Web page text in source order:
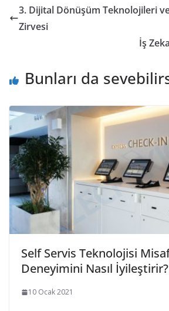
3. Dijital Dönüşüm Teknolojileri
Zirvesi
İş
Bunları da
Self Servis Teknolojisi
Deneyimini Nasıl İyileştirir?
10 Ocak 2021